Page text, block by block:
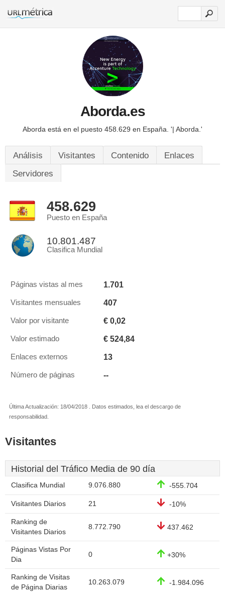
Aborda.es
Aborda está en el puesto 458.629 en España. '| Aborda.'
Análisis Visitantes Contenido
Enlaces
Servidores
458.629
Puesto en España
10.801.487
Clasifica Mundial
Páginas vistas al mes 1.701
Visitantes mensuales 407
Valor por visitante € 0,02
Valor estimado € 524,84
Enlaces externos 13
Número de páginas --
Última Actualización: 18/04/2018 . Datos estimados, lea el descargo de
responsabilidad.
Visitantes
Historial del Tráfico Media de 90 día
Clasifica Mundial 9.076.880 -555.704
Visitantes Diarios 21 -10%
Ranking de
Visitantes Diarios
8.772.790 437.462
Páginas Vistas Por
Dia
0 +30%
Ranking de Visitas
de Página Diarias
10.263.079 -1.984.096